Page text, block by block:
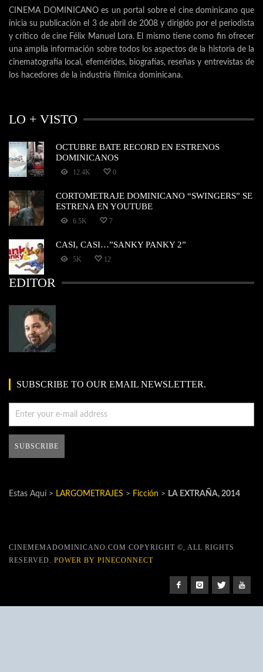
CINEMA DOMINICANO es un portal sobre el cine dominicano que
inicia su publicación el 3 de abril de 2008 y dirigido por el periodista
y crítico de cine Félix Manuel Lora. El mismo tiene como fin ofrecer
una amplia información sobre todos los aspectos de la historia de la
cinematografía local, efemérides, biografías, reseñas y entrevistas de
los hacedores de la industria fílmica dominicana.
LO + VISTO
OCTUBRE BATE RECORD EN ESTRENOS
DOMINICANOS
12.4K 0
CORTOMETRAJE DOMINICANO “SWINGERS” SE
ESTRENA EN YOUTUBE
6.5K 7
CASI, CASI…”SANKY PANKY 2”
5K 12
EDITOR
SUBSCRIBE TO OUR EMAIL NEWSLETTER.
Estas Aquí > LARGOMETRAJES > Ficción > LA EXTRAÑA, 2014
CINEMEMADOMINICANO.COM COPYRIGHT ©, ALL RIGHTS
RESERVED. POWER BY PINECONNECT